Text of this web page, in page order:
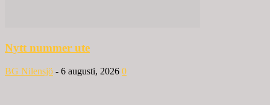
Nytt nummer ute
BG Nilensjö - 6 augusti, 2026 0